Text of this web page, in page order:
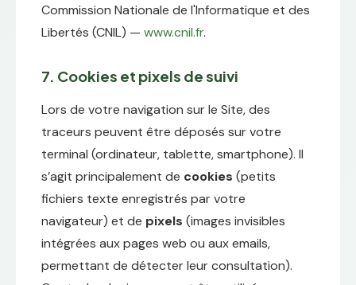
Commission Nationale de l'Informatique et des
Libertés (CNIL) — www.cnil.fr.
7. Cookies et pixels de suivi
Lors de votre navigation sur le Site, des
traceurs peuvent être déposés sur votre
terminal (ordinateur, tablette, smartphone). Il
s’agit principalement de cookies (petits
fichiers texte enregistrés par votre
navigateur) et de pixels (images invisibles
intégrées aux pages web ou aux emails,
permettant de détecter leur consultation).